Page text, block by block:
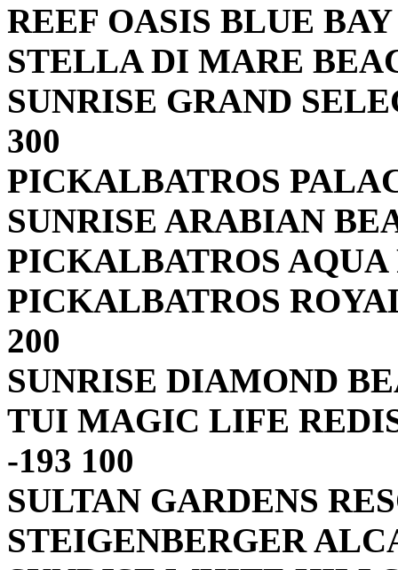
REEF OASIS BLUE
STELLA DI MARE
SUNRISE GRAND
300
PICKALBATROS
SUNRISE ARABIAN
PICKALBATROS AQUA
PICKALBATROS
200
SUNRISE DIAMOND
TUI MAGIC LIFE
-193 100
SULTAN GARDENS
STEIGENBERGER